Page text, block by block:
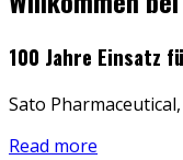
100 Jahre Einsatz
Sato
Read more